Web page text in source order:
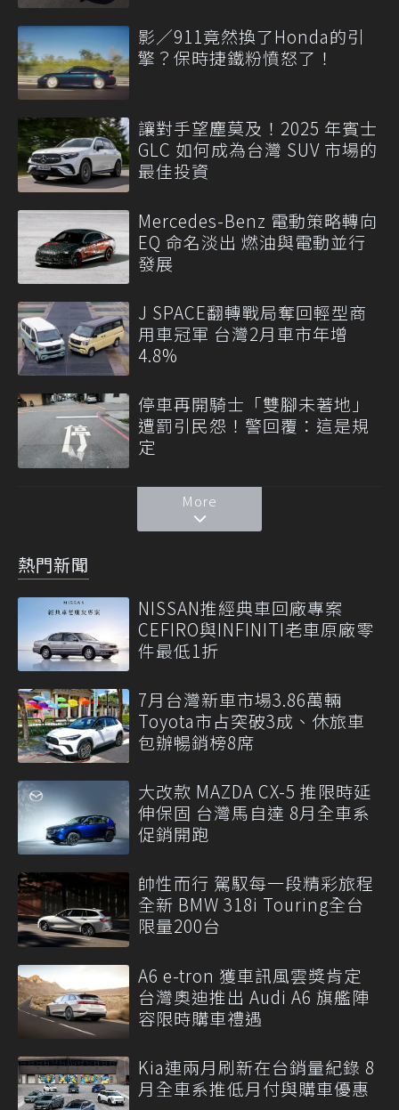
影／911竟然換了Honda的引
擎？保時捷鐵粉憤怒了！
讓對手望塵莫及！2025 年賓士
GLC 如何成為台灣 SUV 市場的
最佳投資
Mercedes-Benz 電動策略轉向
EQ 命名淡出 燃油與電動並行
發展
J SPACE翻轉戰局奪回輕型商
用車冠軍 台灣2月車市年增
4.8%
停車再開騎士「雙腳未著地」
遭罰引民怨！警回覆：這是規
定
More
熱門新聞
NISSAN推經典車回廠專案
CEFIRO與INFINITI老車原廠零
件最低1折
7月台灣新車市場3.86萬輛
Toyota市占突破3成、休旅車
包辦暢銷榜8席
大改款 MAZDA CX-5 推限時延
伸保固 台灣馬自達 8月全車系
促銷開跑
帥性而行 駕馭每一段精彩旅程
全新 BMW 318i Touring全台
限量200台
A6 e-tron 獲車訊風雲獎肯定
台灣奧迪推出 Audi A6 旗艦陣
容限時購車禮遇
Kia連兩月刷新在台銷量紀錄 8
月全車系推低月付與購車優惠